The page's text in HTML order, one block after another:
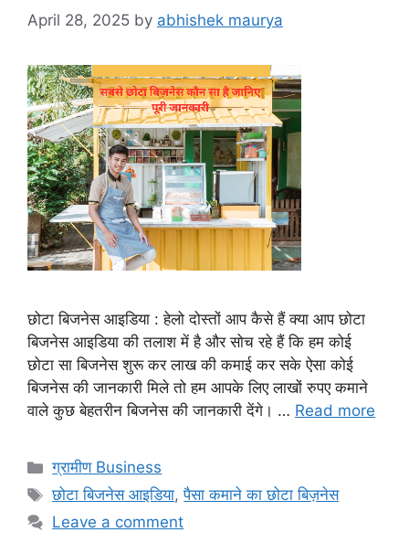
April 28, 2025 by abhishek maurya
छोटा बिजनेस आइडिया : हेलो दोस्तों आप कैसे हैं क्या आप छोटा
बिजनेस आइडिया की तलाश में है और सोच रहे हैं कि हम कोई
छोटा सा बिजनेस शुरू कर लाख की कमाई कर सके ऐसा कोई
बिजनेस की जानकारी मिले तो हम आपके लिए लाखों रुपए कमाने
वाले कुछ बेहतरीन बिजनेस की जानकारी देंगे। … Read more
Categories
ग्रामीण Business
Tags
छोटा बिजनेस आइडिया,पैसा कमाने का छोटा बिज़नेस
Leave a comment